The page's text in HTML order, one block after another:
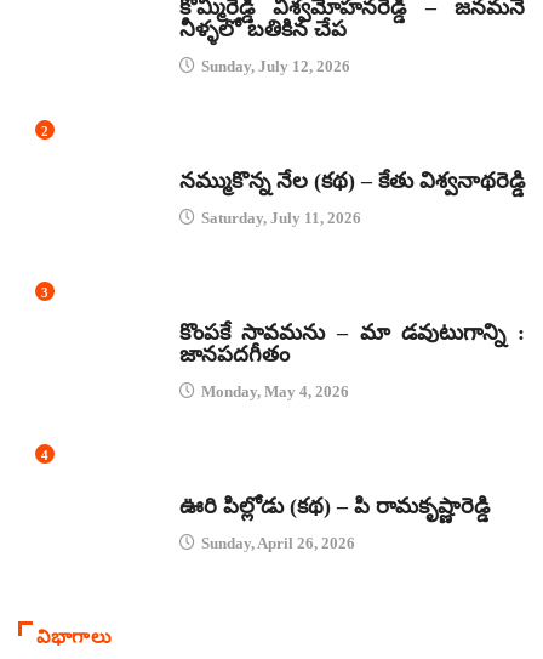
కొమ్మిరెడ్డి విశ్వమోహనరెడ్డి – జనమనే
నీళ్ళలో బతికిన చేప
Sunday, July 12, 2026
2
నమ్ముకొన్న నేల (కథ) – కేతు విశ్వనాథరెడ్డి
Saturday, July 11, 2026
3
కొంపకే సావమను – మా డవుటుగాన్ని :
జానపదగీతం
Monday, May 4, 2026
4
ఊరి పిల్లోడు (కథ) – పి రామకృష్ణారెడ్డి
Sunday, April 26, 2026
విభాగాలు